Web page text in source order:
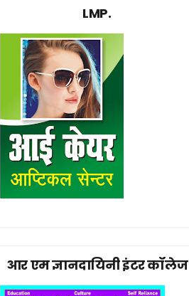
LMP.
आर एम ज्ञानदायिनी इंटर कॉलेज